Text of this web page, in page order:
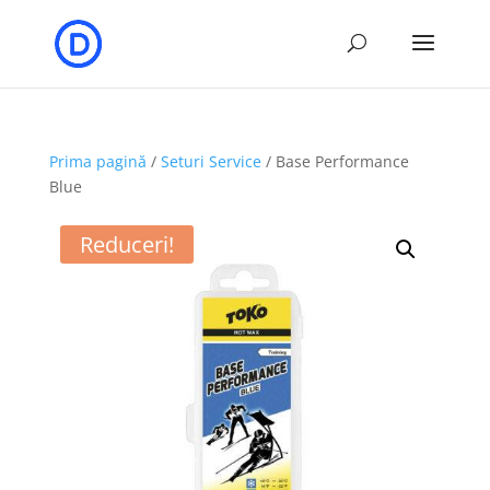
Prima pagină / Seturi Service/ Base Performance
Blue
Reduceri!